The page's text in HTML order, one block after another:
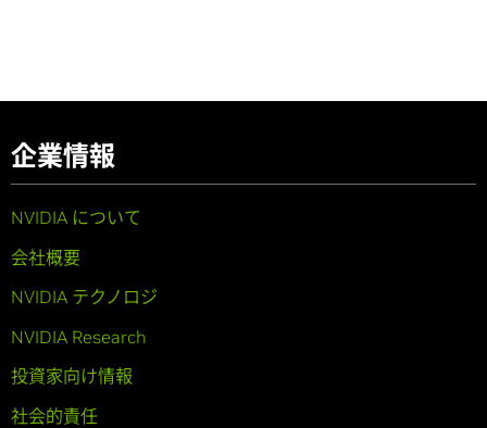
企業情報
NVIDIA について
会社概要
NVIDIA テクノロジ
NVIDIA Research
投資家向け情報
社会的責任